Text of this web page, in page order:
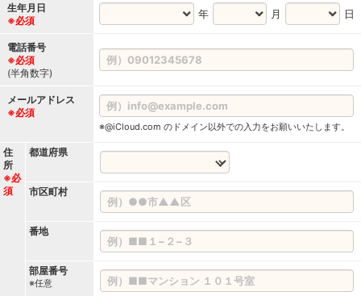
生年月日
※必須
年 月 日
電話番号
※必須
(半角数字)
メールアドレス
※必須
※@iCloud.com のドメイン以外での入力をお願いいたします。
住
所
※必
須
都道府県
市区町村
番地
部屋番号
※任意